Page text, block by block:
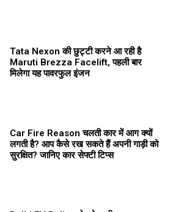
Tata Nexon की छुट्टी करने आ रही है
Maruti Brezza Facelift, पहली बार
मिलेगा यह पावरफुल इंजन
Car Fire Reason चलती कार में आग क्यों
लगती है? आप कैसे रख सकते हैं अपनी गाड़ी को
सुरक्षित? जानिए कार सेफ्टी टिप्स